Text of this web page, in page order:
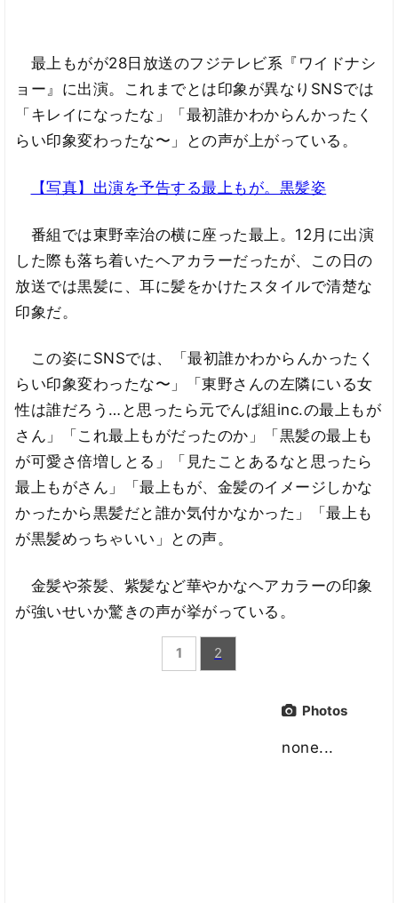
最上もがが28日放送のフジテレビ系『ワイドナシ
ョー』に出演。これまでとは印象が異なりSNSでは
「キレイになったな」「最初誰かわからんかったく
らい印象変わったな〜」との声が上がっている。
【写真】出演を予告する最上もが。黒髪姿
番組では東野幸治の横に座った最上。12月に出演
した際も落ち着いたヘアカラーだったが、この日の
放送では黒髪に、耳に髪をかけたスタイルで清楚な
印象だ。
この姿にSNSでは、「最初誰かわからんかったく
らい印象変わったな〜」「東野さんの左隣にいる女
性は誰だろう…と思ったら元でんぱ組inc.の最上もが
さん」「これ最上もがだったのか」「黒髪の最上も
が可愛さ倍増しとる」「見たことあるなと思ったら
最上もがさん」「最上もが、金髪のイメージしかな
かったから黒髪だと誰か気付かなかった」「最上も
が黒髪めっちゃいい」との声。
金髪や茶髪、紫髪など華やかなヘアカラーの印象
が強いせいか驚きの声が挙がっている。
1 2
Photos
none...